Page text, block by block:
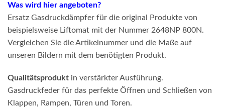
Was wird hier angeboten?
Ersatz Gasdruckdämpfer für die original Produkte von
beispielsweise Liftomat mit der Nummer 2648NP 800N.
Vergleichen Sie die Artikelnummer und die Maße auf
unseren Bildern mit dem benötigten Produkt.
Qualitätsprodukt in verstärkter Ausführung.
Gasdruckfeder für das perfekte Öffnen und Schließen von
Klappen, Rampen, Türen und Toren.